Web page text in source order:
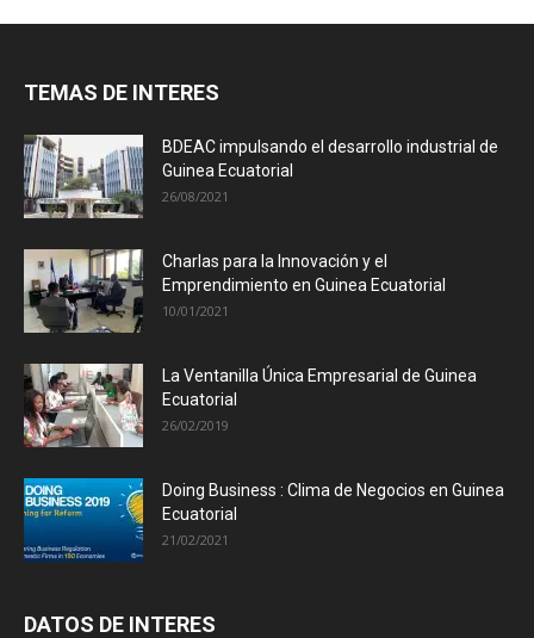
TEMAS DE INTERES
BDEAC impulsando el desarrollo industrial de
Guinea Ecuatorial
26/08/2021
Charlas para la Innovación y el
Emprendimiento en Guinea Ecuatorial
10/01/2021
La Ventanilla Única Empresarial de Guinea
Ecuatorial
26/02/2019
Doing Business : Clima de Negocios en Guinea
Ecuatorial
21/02/2021
DATOS DE INTERES